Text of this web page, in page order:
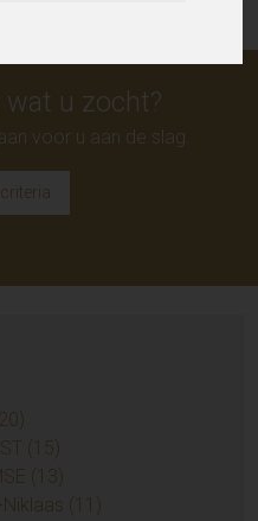
u zocht?
voor u aan de slag.
(15)
(13)
(11)